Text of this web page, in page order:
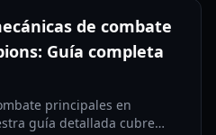
de combate
Guía completa
principales en
guía detallada cubre